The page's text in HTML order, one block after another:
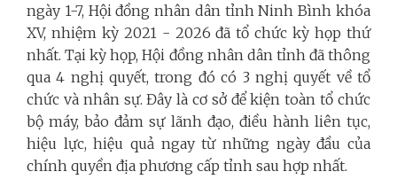
ngày 1-7, Hội đồng nhân dân tỉnh Ninh Bình khóa
XV, nhiệm kỳ 2021 - 2026 đã tổ chức kỳ họp thứ
nhất. Tại kỳ họp, Hội đồng nhân dân tỉnh đã thông
qua 4 nghị quyết, trong đó có 3 nghị quyết về tổ
chức và nhân sự. Đây là cơ sở để kiện toàn tổ chức
bộ máy, bảo đảm sự lãnh đạo, điều hành liên tục,
hiệu lực, hiệu quả ngay từ những ngày đầu của
chính quyền địa phương cấp tỉnh sau hợp nhất.